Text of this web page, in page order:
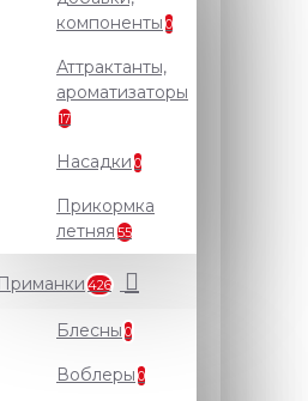
компоненты 0
Аттрактанты,
ароматизаторы
17
Насадки 0
Прикормка
летняя 55
Приманки 426
Блесны 0
Воблеры 0